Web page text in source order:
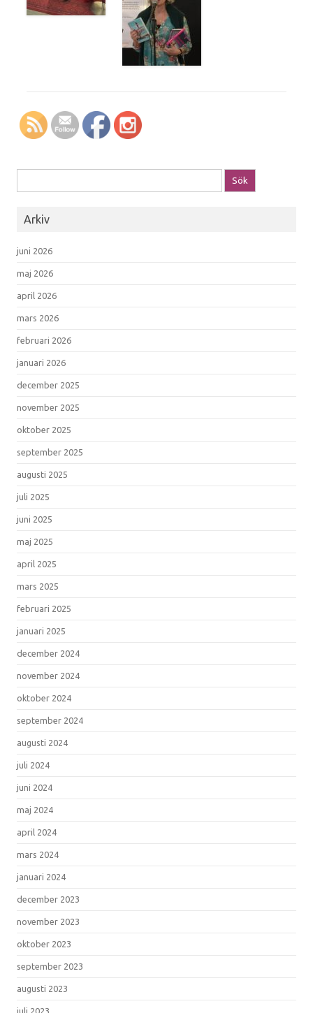
Arkiv
juni 2026
maj 2026
april 2026
mars 2026
februari 2026
januari 2026
december 2025
november 2025
oktober 2025
september 2025
augusti 2025
juli 2025
juni 2025
maj 2025
april 2025
mars 2025
februari 2025
januari 2025
december 2024
november 2024
oktober 2024
september 2024
augusti 2024
juli 2024
juni 2024
maj 2024
april 2024
mars 2024
januari 2024
december 2023
november 2023
oktober 2023
september 2023
augusti 2023
juli 2023